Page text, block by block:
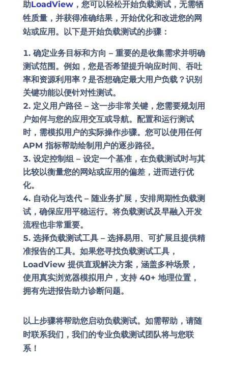
助LoadView，您可以轻松开始负载测试，无需牺
牲质量，并获得准确结果，开始优化和改进您的网
站或应用。以下是开始负载测试的步骤：
确定业务目标和方向 –重要的是收集需求并明确
测试范围。例如，您是否希望提升响应时间、吞吐
率和资源利用率？是否想确定最大用户负载？识别
关键功能以便针对性测试。
定义用户路径 –这一步非常关键，您需要规划用
户如何与您的应用交互或导航。配置和运行测试
时，需模拟用户的实际操作步骤。您可以使用任何
APM 指标帮助绘制用户的逐步路径。
设定控制组 –设定一个基准，在负载测试时与其
比较以衡量您的网站或应用的偏差，进而进行优
化。
自动化与迭代 –随业务扩展，安排周期性负载测
试，确保应用平稳运行。将负载测试及早融入开发
流程也非常重要。
选择负载测试工具 –选择易用、可扩展且提供精
准报告的工具。如果您寻找负载测试工具，
LoadView 提供直观解决方案，涵盖多种场景，
使用真实浏览器模拟用户，支持 40+ 地理位置，
拥有先进报告助力诊断问题。
以上步骤将帮助您启动负载测试。如需帮助，请随
时联系我们，我们的专业负载测试团队将与您联
系！